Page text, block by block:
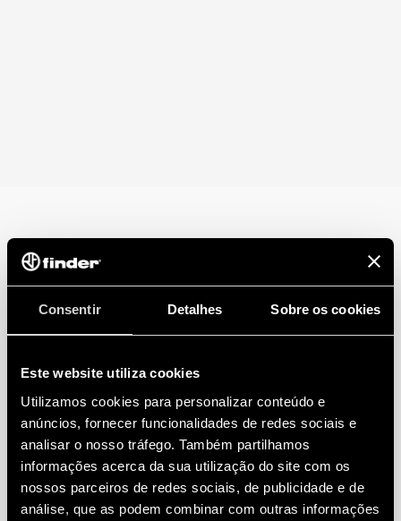
Consentir Detalhes Sobre os cookies
Este website utiliza cookies
Utilizamos cookies para personalizar conteúdo e
anúncios, fornecer funcionalidades de redes sociais e
analisar o nosso tráfego. Também partilhamos
informações acerca da sua utilização do site com os
nossos parceiros de redes sociais, de publicidade e de
análise, que as podem combinar com outras informações